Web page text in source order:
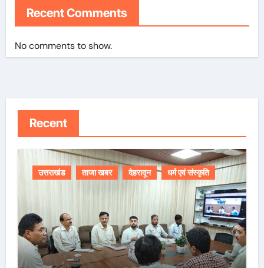
Recent Comments
No comments to show.
Recent
उत्तराखंड ताजा खबर देहरादून धर्म एवं संस्कृति